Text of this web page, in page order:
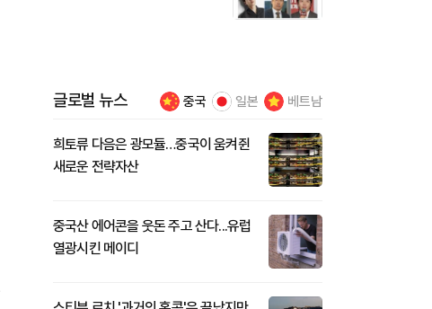
글로벌 뉴스 중국 일본 베트남
희토류 다음은 광모듈…중국이 움켜쥔
새로운 전략자산
중국산 에어콘을 웃돈 주고 산다...유럽
열광시킨 메이디